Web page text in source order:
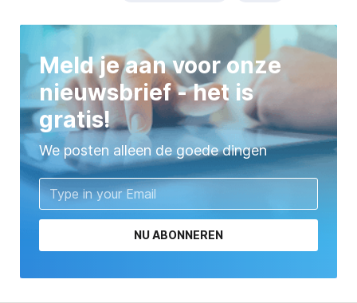
Meld je aan voor onze
nieuwsbrief - het is
gratis!
We posten alleen de goede dingen
NU ABONNEREN